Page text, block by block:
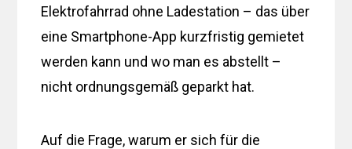
Elektrofahrrad ohne Ladestation – das über
eine Smartphone-App kurzfristig gemietet
werden kann und wo man es abstellt –
nicht ordnungsgemäß geparkt hat.
Auf die Frage, warum er sich für die